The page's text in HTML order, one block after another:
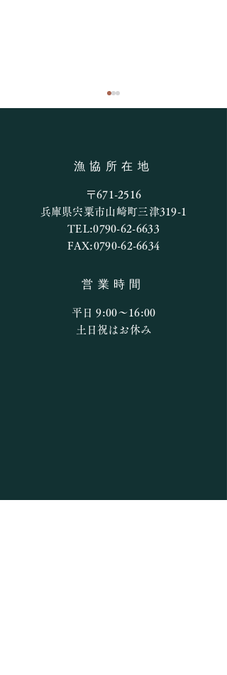
漁協所在地
〒671-2516
兵庫県宍粟市山崎町三津319-1
TEL:0790-62-6633
FAX:0790-62-6634
営業時間
平日 9:00〜16:00
​​土日祝はお休み